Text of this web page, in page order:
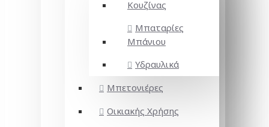
Κουζίνας
Μπαταρίες
Μπάνιου
Υδραυλικά
Μπετονιέρες
Οικιακής Χρήσης